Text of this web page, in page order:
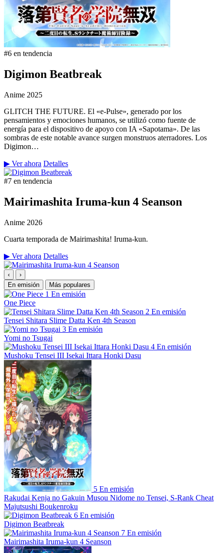
#6 en tendencia
Digimon Beatbreak
Anime 2025
GLITCH THE FUTURE. El «e-Pulse», generado por los
pensamientos y emociones humanos, se utilizó como fuente de
energía para el dispositivo de apoyo con IA «Sapotama». De las
sombras de este notable avance surgen monstruos aterradores. Los
Digimon…
▶ Ver ahora Detalles
#7 en tendencia
Mairimashita Iruma-kun 4 Seanson
Anime 2026
Cuarta temporada de Mairimashita! Iruma-kun.
▶ Ver ahora Detalles
‹
›
En emisión
Más populares
1 En emisión
One Piece
2 En emisión
Tensei Shitara Slime Datta Ken 4th Season
3 En emisión
Yomi no Tsugai
4 En emisión
Mushoku Tensei III Isekai Ittara Honki Dasu
5 En emisión
Rakudai Kenja no Gakuin Musou Nidome no Tensei, S-Rank Cheat
Majutsushi Boukenroku
6 En emisión
Digimon Beatbreak
7 En emisión
Mairimashita Iruma-kun 4 Seanson